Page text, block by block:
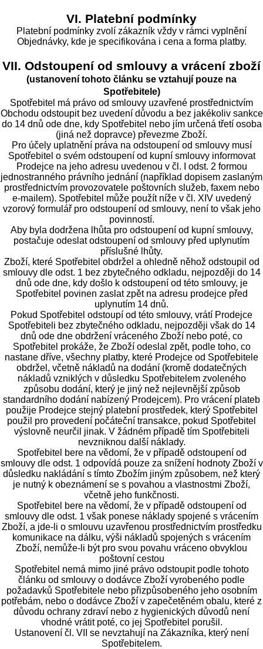
VI. Platební podmínky
Platební podmínky zvolí zákazník vždy v rámci vyplnění
Objednávky, kde je specifikována i cena a forma platby.
VII. Odstoupení od smlouvy a vrácení zboží
(ustanovení tohoto článku se vztahují pouze na
Spotřebitele)
Spotřebitel má právo od smlouvy uzavřené prostřednictvím
Obchodu odstoupit bez uvedení důvodu a bez jakékoliv sankce
do 14 dnů ode dne, kdy Spotřebitel nebo jím určená třetí osoba
(jiná než dopravce) převezme Zboží.
Pro účely uplatnění práva na odstoupení od smlouvy musí
Spotřebitel o svém odstoupení od kupní smlouvy informovat
Prodejce na jeho adresu uvedenou v čl. I odst. 2 formou
jednostranného právního jednání (například dopisem zaslaným
prostřednictvím provozovatele poštovních služeb, faxem nebo
e-mailem). Spotřebitel může použít níže v čl. XIV uvedený
vzorový formulář pro odstoupení od smlouvy, není to však jeho
povinností.
Aby byla dodržena lhůta pro odstoupení od kupní smlouvy,
postačuje odeslat odstoupení od smlouvy před uplynutím
příslušné lhůty.
Zboží, které Spotřebitel obdržel a ohledně něhož odstoupil od
smlouvy dle odst. 1 bez zbytečného odkladu, nejpozději do 14
dnů ode dne, kdy došlo k odstoupení od této smlouvy, je
Spotřebitel povinen zaslat zpět na adresu prodejce před
uplynutím 14 dnů.
Pokud Spotřebitel odstoupí od této smlouvy, vrátí Prodejce
Spotřebiteli bez zbytečného odkladu, nejpozději však do 14
dnů ode dne obdržení vráceného Zboží nebo poté, co
Spotřebitel prokáže, že Zboží odeslal zpět, podle toho, co
nastane dříve, všechny platby, které Prodejce od Spotřebitele
obdržel, včetně nákladů na dodání (kromě dodatečných
nákladů vzniklých v důsledku Spotřebitelem zvoleného
způsobu dodání, který je jiný než nejlevnější způsob
standardního dodání nabízený Prodejcem). Pro vrácení plateb
použije Prodejce stejný platební prostředek, který Spotřebitel
použil pro provedení počáteční transakce, pokud Spotřebitel
výslovně neurčil jinak. V žádném případě tím Spotřebiteli
nevzniknou další náklady.
Spotřebitel bere na vědomí, že v případě odstoupení od
smlouvy dle odst. 1 odpovídá pouze za snížení hodnoty Zboží v
důsledku nakládání s tímto Zbožím jiným způsobem, než který
je nutný k obeznámení se s povahou a vlastnostmi Zboží,
včetně jeho funkčnosti.
Spotřebitel bere na vědomí, že v případě odstoupení od
smlouvy dle odst. 1 však ponese náklady spojené s vrácením
Zboží, a jde-li o smlouvu uzavřenou prostřednictvím prostředku
komunikace na dálku, výši nákladů spojených s vrácením
Zboží, nemůže-li být pro svou povahu vráceno obvyklou
poštovní cestou
Spotřebitel nemá mimo jiné právo odstoupit podle tohoto
článku od smlouvy o dodávce Zboží vyrobeného podle
požadavků Spotřebitele nebo přizpůsobeného jeho osobním
potřebám, nebo o dodávce Zboží v zapečetěném obalu, které z
důvodu ochrany zdraví nebo z hygienických důvodů není
vhodné vrátit poté, co jej Spotřebitel porušil.
Ustanovení čl. VII se nevztahují na Zákazníka, který není
Spotřebitelem.